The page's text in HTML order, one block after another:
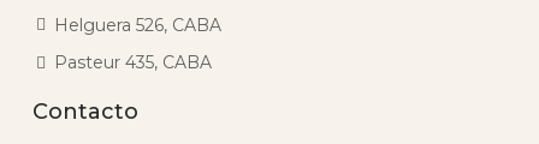
Helguera 526, CABA
Pasteur 435, CABA
Contacto